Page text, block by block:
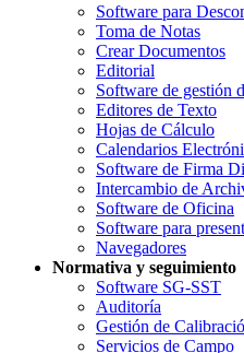
Software para
Toma de Notas
Crear Documentos
Editorial
Software de gestión
Editores de Texto
Hojas de Cálculo
Calendarios
Software de Firma
Intercambio de
Software de Oficina
Software para
Navegadores
Normativa y seguimiento
Software SG-SST
Auditoría
Gestión de
Servicios de Campo